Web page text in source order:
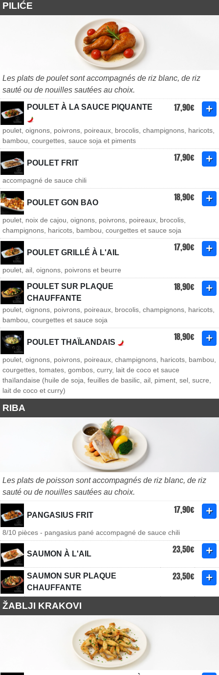
PILIĆE
Les plats de poulet sont accompagnés de riz blanc, de riz
sauté ou de nouilles sautées au choix.
POULET À LA SAUCE PIQUANTE 17,90€
poulet, oignons, poivrons, poireaux, brocolis, champignons, haricots,
bambou, courgettes, sauce soja et piments
POULET FRIT 17,90€
accompagné de sauce chili
POULET GON BAO 18,90€
poulet, noix de cajou, oignons, poivrons, poireaux, brocolis,
champignons, haricots, bambou, courgettes et sauce soja
POULET GRILLÉ À L'AIL 17,90€
poulet, ail, oignons, poivrons et beurre
POULET SUR PLAQUE
CHAUFFANTE
18,90€
poulet, oignons, poivrons, poireaux, brocolis, champignons, haricots,
bambou, courgettes et sauce soja
POULET THAÏLANDAIS 18,90€
poulet, oignons, poivrons, poireaux, champignons, haricots, bambou,
courgettes, tomates, gombos, curry, lait de coco et sauce
thaïlandaise (huile de soja, feuilles de basilic, ail, piment, sel, sucre,
lait de coco et curry)
RIBA
Les plats de poisson sont accompagnés de riz blanc, de riz
sauté ou de nouilles sautées au choix.
PANGASIUS FRIT 17,90€
8/10 pièces - pangasius pané accompagné de sauce chili
SAUMON À L'AIL 23,50€
SAUMON SUR PLAQUE
CHAUFFANTE
23,50€
ŽABLJI KRAKOVI